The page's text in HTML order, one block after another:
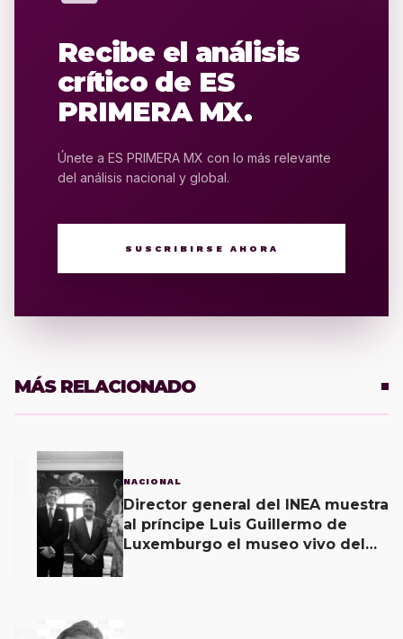
Recibe el análisis
crítico de ES
PRIMERA MX.
Únete a ES PRIMERA MX con lo más relevante
del análisis nacional y global.
SUSCRIBIRSE AHORA
MÁS RELACIONADO
NACIONAL
Director general del INEA muestra
al príncipe Luis Guillermo de
Luxemburgo el museo vivo del